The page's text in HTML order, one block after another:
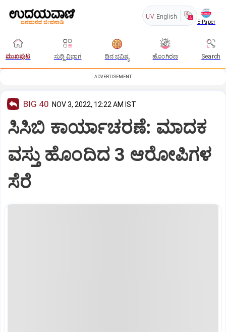
UV English
E-Paper
ಮುಖಪುಟ ಸುದ್ದಿ ವಿಭಾಗ ದಿನ ಭವಿಷ್ಯ ಹೊಂಗಿರಣ Search
ADVERTISEMENT
BIG 40 NOV 3, 2022, 12:22 AM IST
ಸಿಸಿಬಿ ಕಾರ್ಯಾಚರಣೆ: ಮಾದಕ
ವಸ್ತು ಹೊಂದಿದ 3 ಆರೋಪಿಗಳ
ಸೆರೆ